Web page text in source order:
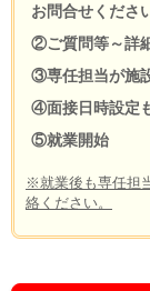
お問合せくださ
②ご質問等～詳
③専任担当が施
④面接日時設定
⑤就業開始
※就業後も専任担
絡ください。